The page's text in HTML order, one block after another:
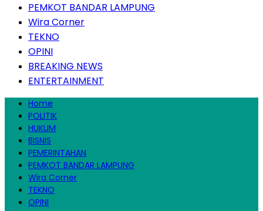
PEMKOT BANDAR LAMPUNG
Wira Corner
TEKNO
OPINI
BREAKING NEWS
ENTERTAINMENT
Home
POLITIK
HUKUM
BISNIS
PEMERINTAHAN
PEMKOT BANDAR LAMPUNG
Wira Corner
TEKNO
OPINI